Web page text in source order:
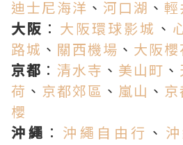
迪士尼海洋 、 河口湖 、 輕
大阪 ： 大阪環球影城 、
路城 、 關西機場 、 大阪櫻
京都 ： 清水寺 、 美山町 、
荷 、 京都郊區 、 嵐山 、
櫻
沖繩 ： 沖繩自由行 、